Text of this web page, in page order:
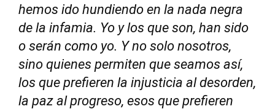
hemos ido hundiendo en la nada negra
de la infamia. Yo y los que son, han sido
o serán como yo. Y no solo nosotros,
sino quienes permiten que seamos así,
los que prefieren la injusticia al desorden,
la paz al progreso, esos que prefieren